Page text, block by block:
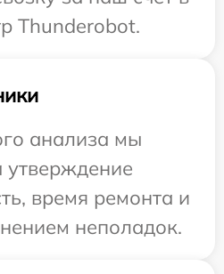
Thunderobot.
анализа мы
утверждение
время ремонта и
неполадок.